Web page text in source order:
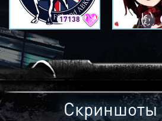
17138
Скриншоты